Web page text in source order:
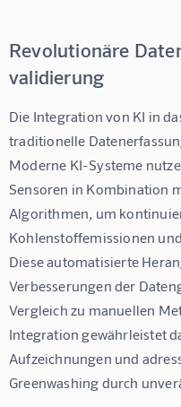
Revolutionäre
validierung
Die Integration von KI in
traditionelle
Moderne KI-Systeme
Sensoren in Kombination
Algorithmen, um
Kohlenstoffemissionen
Diese automatisierte
Verbesserungen der
Vergleich zu manuellen
Integration gewährleistet
Aufzeichnungen und
Greenwashing durch